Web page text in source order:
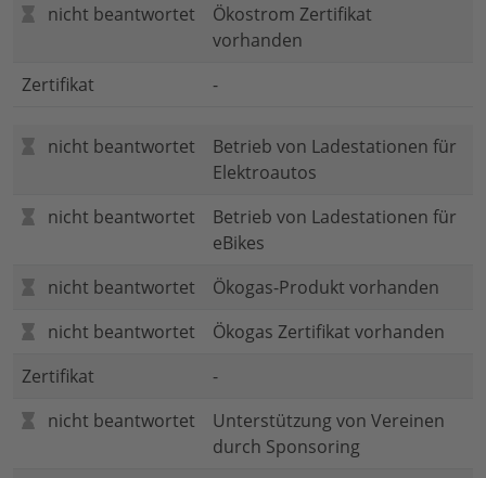
nicht beantwortet
Ökostrom Zertifikat
vorhanden
Zertifikat
-
nicht beantwortet
Betrieb von Ladestationen für
Elektroautos
nicht beantwortet
Betrieb von Ladestationen für
eBikes
nicht beantwortet
Ökogas-Produkt vorhanden
nicht beantwortet
Ökogas Zertifikat vorhanden
Zertifikat
-
nicht beantwortet
Unterstützung von Vereinen
durch Sponsoring